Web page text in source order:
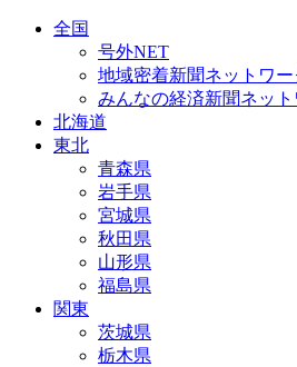
全国
号外NET
地域密着新聞ネットワー
みんなの経済新聞ネット
北海道
東北
青森県
岩手県
宮城県
秋田県
山形県
福島県
関東
茨城県
栃木県